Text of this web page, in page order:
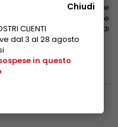
Chiudi
CLIENTI
dal 3 al 28 agosto
in questo
in base al peso, alle
Vengono evidenziate
di consegna e prima di